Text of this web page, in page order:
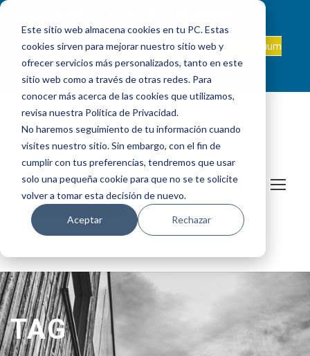
Este sitio web almacena cookies en tu PC. Estas
cookies sirven para mejorar nuestro sitio web y
ofrecer servicios más personalizados, tanto en este
sitio web como a través de otras redes. Para
conocer más acerca de las cookies que utilizamos,
revisa nuestra Política de Privacidad.
No haremos seguimiento de tu información cuando
visites nuestro sitio. Sin embargo, con el fin de
cumplir con tus preferencias, tendremos que usar
solo una pequeña cookie para que no se te solicite
volver a tomar esta decisión de nuevo.
Aceptar Rechazar
ES +34 924 524 001
sanjosevillafranca@fundacionloyola.es | Onda Collegium
Podcast
TAG